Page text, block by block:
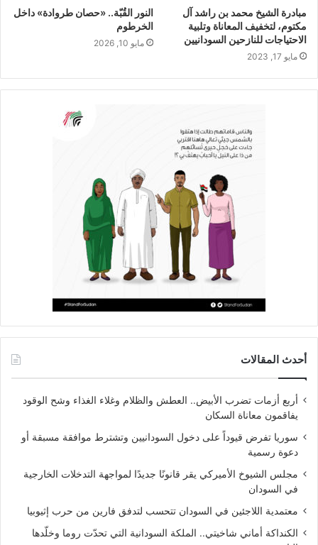
مبادرة الشيخ محمد بن راشد آل
مكتوم، لتخفيف المعاناة وتلبية
الاحتياجات للنازحين السودانيين
مايو 17, 2023
النور القُبّة.. «حصان طروادة» داخل
الخرطوم
مايو 10, 2026
أحدث المقالات
أربع أزمات تضرب الأبيض.. العطش والظلام وغلاء الغذاء وشح الوقود
يفاقمون معاناة السكان
سوريا تفرض قيوداً على دخول السودانيين وتشترط موافقة مسبقة أو
دعوة رسمية
مجلس الشيوخ الأميركي يقر قانونًا جديدًا لمواجهة التدخلات الخارجية
في السودان
معتمدية اللاجئين في السودان تتحسب لتدفق فارين من حرب إثيوبيا
الكنداكة أماني شاخيتي.. الملكة السودانية التي تحدّت روما وخلّدها